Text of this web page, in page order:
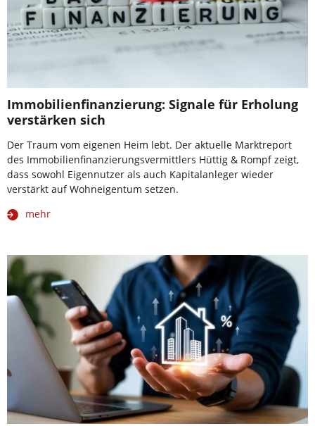
Immobilienfinanzierung: Signale für Erholung
verstärken sich
Der Traum vom eigenen Heim lebt. Der aktuelle Marktreport
des Immobilienfinanzierungsvermittlers Hüttig & Rompf zeigt,
dass sowohl Eigennutzer als auch Kapitalanleger wieder
verstärkt auf Wohneigentum setzen.
mehr